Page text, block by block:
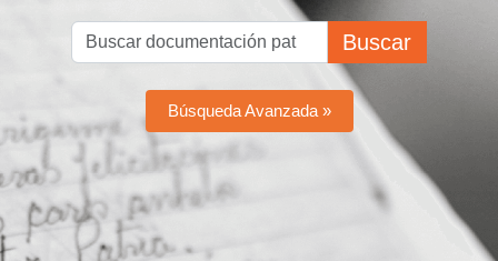
Buscar
Búsqueda Avanzada »